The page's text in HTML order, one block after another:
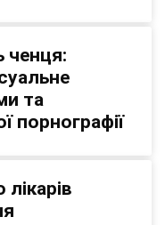
ченця:
та
порнографії